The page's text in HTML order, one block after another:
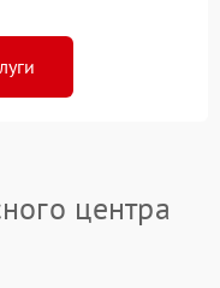
центра